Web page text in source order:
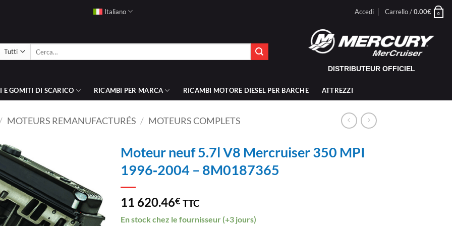
Italiano Accedi Carrello /0.00€ 0
DISTRIBUTEUR OFFICIEL
E GOMITI DI SCARICO RICAMBI PER MARCA RICAMBI MOTORE DIESEL PER BARCHE ATTREZZI
/ MOTEURS REMANUFACTURÉS / MOTEURS COMPLETS
AJOUTER
À LA
LISTE
D’ENVIES
Moteur neuf 5.7l V8 Mercruiser 350 MPI
1996‑2004 – 8M0187365
11 620.46€ TTC
En stock chez le fournisseur (+3 jours)